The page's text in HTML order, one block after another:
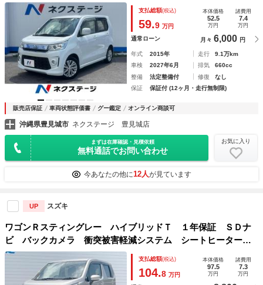
ド ＥＴＣ 純正１４インチアルミ オートライト オートエ
アコン 地デジ ＬＥＤフォグ
支払総額(税込)
59.9 万円
本体価格
52.5
万円
諸費用
7.4
万円
通常ローン 月々 6,000 円
年式 2015年 走行
9.1万km
車検
2027年6月 排気
660cc
整備
法定整備付 修復
なし
保証
保証付 (12ヶ月・走行無制限)
販売店保証 車両状態評価書 グー鑑定 オンライン商談可
沖縄県豊見城市 ネクステージ 豊見城店
まずは在庫確認・見積依頼
無料通話でお問い合わせ
お気に入り
今あなたの他に12人が見ています
UP スズキ
ワゴンＲスティングレー ハイブリッドＴ １年保証 ＳＤナ
ビ バックカメラ 衝突被害軽減システム シートヒーター
ドラレコ スマートキー ＬＥＤヘッド ＥＴＣ クルコン
純正１５インチアルミ 車線逸脱警報 オートライト オート
エアコン
支払総額(税込)
104.8 万円
本体価格
97.5
万円
諸費用
7.3
万円